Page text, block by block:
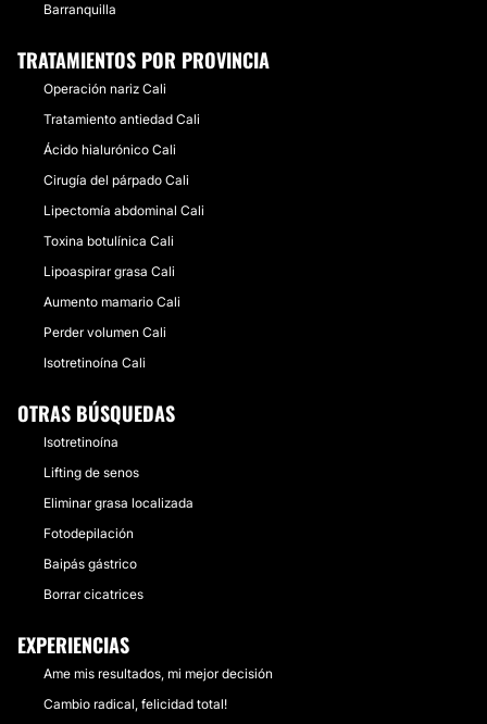
Barranquilla
TRATAMIENTOS POR PROVINCIA
Operación nariz Cali
Tratamiento antiedad Cali
Ácido hialurónico Cali
Cirugía del párpado Cali
Lipectomía abdominal Cali
Toxina botulínica Cali
Lipoaspirar grasa Cali
Aumento mamario Cali
Perder volumen Cali
Isotretinoína Cali
OTRAS BÚSQUEDAS
Isotretinoína
Lifting de senos
Eliminar grasa localizada
Fotodepilación
Baipás gástrico
Borrar cicatrices
EXPERIENCIAS
Ame mis resultados, mi mejor decisión
Cambio radical, felicidad total!